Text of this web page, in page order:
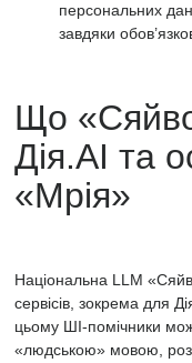
персональних
завдяки
Що
Дія.АІ та
«Мрія»
Національна LLM
сервісів, зокрема для
цьому ШІ-помічники
«людською» мовою,